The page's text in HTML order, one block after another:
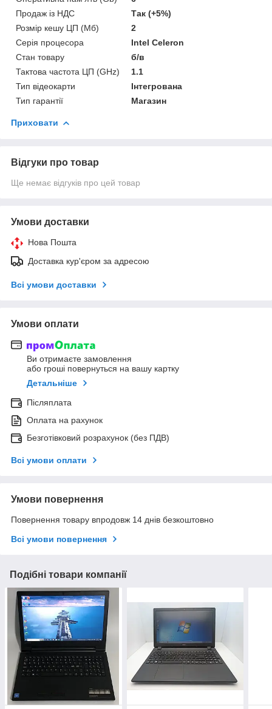
Продаж із НДС
Так (+5%)
Розмір кешу ЦП (Мб)
2
Серія процесора
Intel Celeron
Стан товару
б/в
Тактова частота ЦП (GHz)
1.1
Тип відеокарти
Інтегрована
Тип гарантії
Магазин
Приховати
Відгуки про товар
Ще немає відгуків про цей товар
Умови доставки
Нова Пошта
Доставка кур'єром за адресою
Всі умови доставки
Умови оплати
Ви отримаєте замовлення
або гроші повернуться на вашу картку
Детальніше
Післяплата
Оплата на рахунок
Безготівковий розрахунок (без ПДВ)
Всі умови оплати
Умови повернення
Повернення товару впродовж 14 днів безкоштовно
Всі умови повернення
Подібні товари компанії